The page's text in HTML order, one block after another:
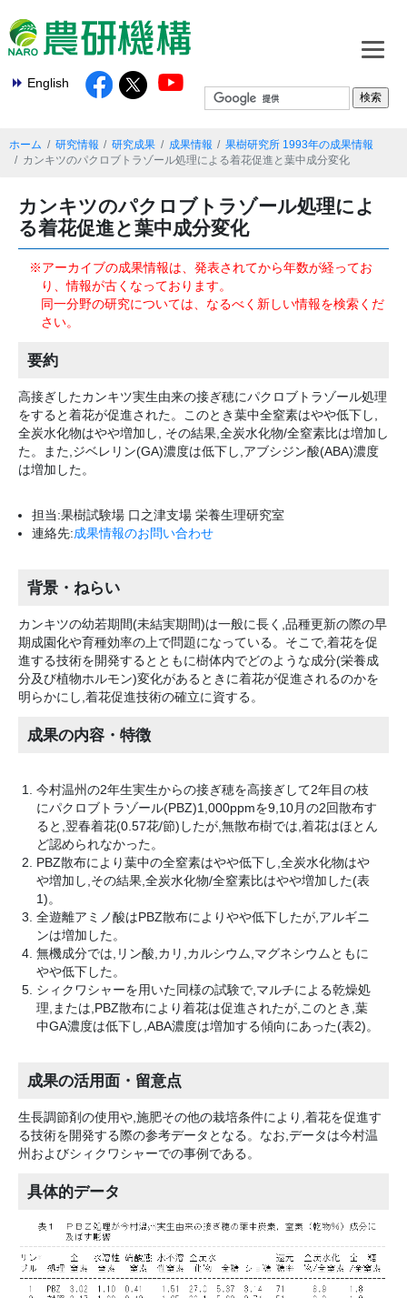
English
ホーム 研究情報 研究成果 成果情報
果樹研究所 1993年の成果情報
カンキツのパクロブトラゾール処理による着花促進と葉中成分変化
カンキツのパクロブトラゾール処理によ
る着花促進と葉中成分変化
※アーカイブの成果情報は、発表されてから年数が経ってお
り、情報が古くなっております。
同一分野の研究については、なるべく新しい情報を検索くだ
さい。
要約
高接ぎしたカンキツ実生由来の接ぎ穂にパクロブトラゾール処理
をすると着花が促進された。このとき葉中全窒素はやや低下し,
全炭水化物はやや増加し, その結果,全炭水化物/全窒素比は増加し
た。また,ジベレリン(GA)濃度は低下し,アブシジン酸(ABA)濃度
は増加した。
担当:果樹試験場 口之津支場 栄養生理研究室
連絡先:成果情報のお問い合わせ
背景・ねらい
カンキツの幼若期間(未結実期間)は一般に長く,品種更新の際の早
期成園化や育種効率の上で問題になっている。そこで,着花を促
進する技術を開発するとともに樹体内でどのような成分(栄養成
分及び植物ホルモン)変化があるときに着花が促進されるのかを
明らかにし,着花促進技術の確立に資する。
成果の内容・特徴
今村温州の2年生実生からの接ぎ穂を高接ぎして2年目の枝
にパクロブトラゾール(PBZ)1,000ppmを9,10月の2回散布す
ると,翌春着花(0.57花/節)したが,無散布樹では,着花はほとん
ど認められなかった。
PBZ散布により葉中の全窒素はやや低下し,全炭水化物はや
や増加し,その結果,全炭水化物/全窒素比はやや増加した(表
1)。
全遊離アミノ酸はPBZ散布によりやや低下したが,アルギニ
ンは増加した。
無機成分では,リン酸,カリ,カルシウム,マグネシウムともに
やや低下した。
シィクワシャーを用いた同様の試験で,マルチによる乾燥処
理,または,PBZ散布により着花は促進されたが,このとき,葉
中GA濃度は低下し,ABA濃度は増加する傾向にあった(表2)。
成果の活用面・留意点
生長調節剤の使用や,施肥その他の栽培条件により,着花を促進す
る技術を開発する際の参考データとなる。なお,データは今村温
州およびシィクワシャーでの事例である。
具体的データ